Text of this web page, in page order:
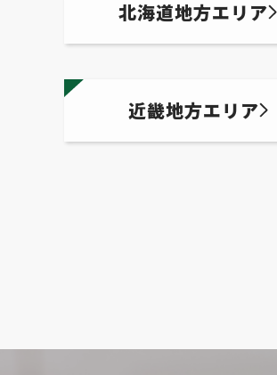
北海道地方エリア
近畿地方エリア